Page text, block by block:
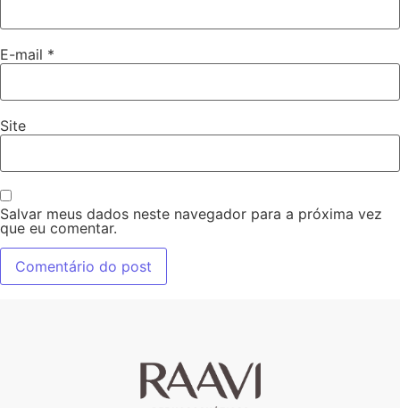
E-mail *
Site
Salvar meus dados neste navegador para a próxima vez
que eu comentar.